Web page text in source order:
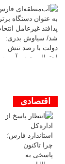
تحلیلی عصرکار
اقتصادی